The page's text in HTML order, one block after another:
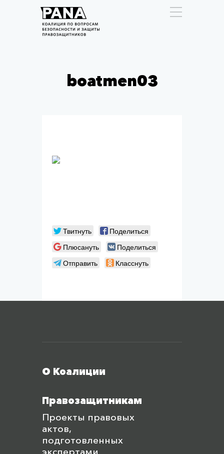
boatmen03
Твитнуть
Поделиться
Плюсануть
Поделиться
Отправить
Класснуть
О Коалиции
Правозащитникам
Проекты правовых
актов,
подготовленных